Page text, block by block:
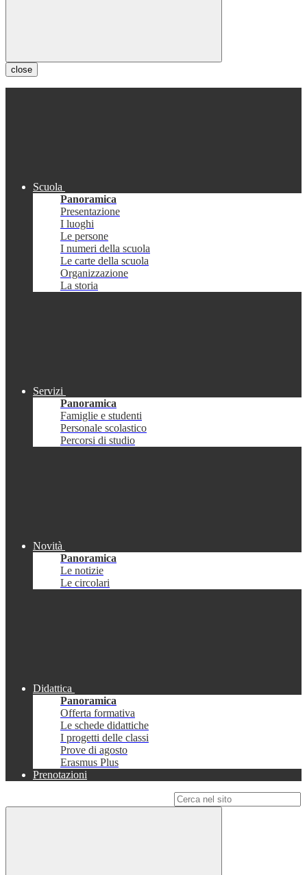
close
Scuola
Panoramica
Presentazione
I luoghi
Le persone
I numeri della scuola
Le carte della scuola
Organizzazione
La storia
Servizi
Panoramica
Famiglie e studenti
Personale scolastico
Percorsi di studio
Novità
Panoramica
Le notizie
Le circolari
Didattica
Panoramica
Offerta formativa
Le schede didattiche
I progetti delle classi
Prove di agosto
Erasmus Plus
Prenotazioni